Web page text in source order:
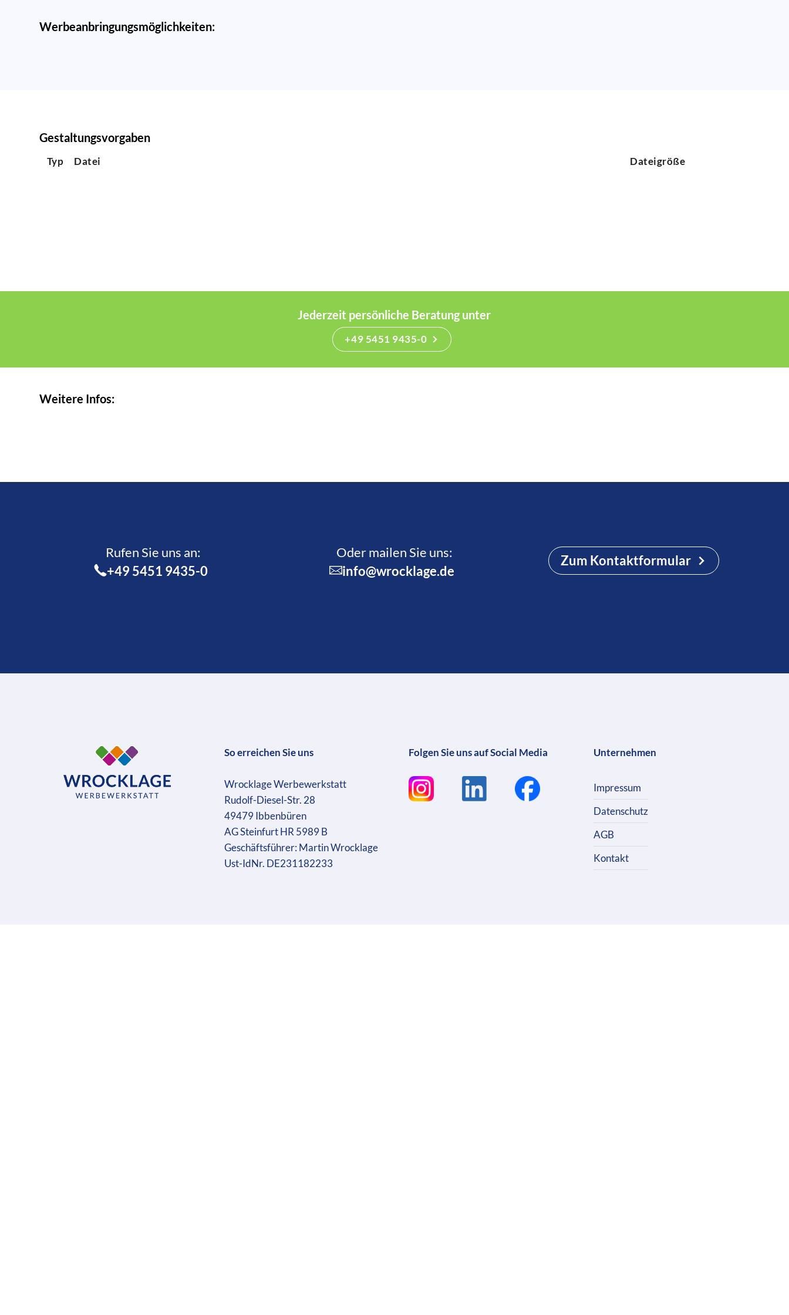
Werbeanbringungsmöglichkeiten:
Gestaltungsvorgaben
Typ Datei Dateigröße
Jederzeit persönliche Beratung unter
+49 5451 9435-0
Weitere Infos:
Rufen Sie uns an:­
+49 5451 9435-0
Oder mailen Sie uns:
info@wrocklage.de
Zum Kontaktformular
So erreichen Sie uns
Wrocklage Werbewerkstatt
Rudolf-Diesel-Str. 28
49479 Ibbenbüren
AG Steinfurt HR 5989 B
Geschäftsführer: Martin Wrocklage
Ust-IdNr. DE231182233
Folgen Sie uns auf Social Media Unternehmen
Impressum
Datenschutz
AGB
Kontakt